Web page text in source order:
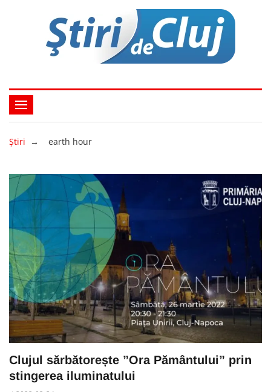
Ştiri → earth hour
Clujul sărbătorește ”Ora Pământului” prin
stingerea iluminatului